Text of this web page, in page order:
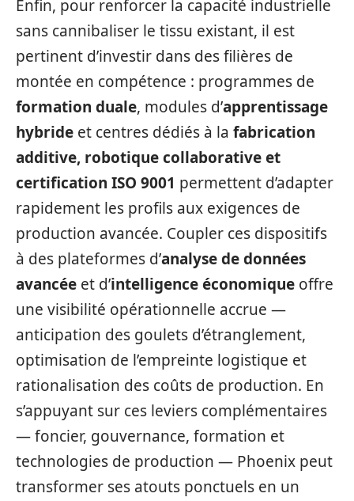
Enfin, pour renforcer la capacité industrielle
sans cannibaliser le tissu existant, il est
pertinent d’investir dans des filières de
montée en compétence : programmes de
formation duale, modules d’apprentissage
hybride et centres dédiés à la fabrication
additive, robotique collaborative et
certification ISO 9001 permettent d’adapter
rapidement les profils aux exigences de
production avancée. Coupler ces dispositifs
à des plateformes d’analyse de données
avancée et d’intelligence économique offre
une visibilité opérationnelle accrue —
anticipation des goulets d’étranglement,
optimisation de l’empreinte logistique et
rationalisation des coûts de production. En
s’appuyant sur ces leviers complémentaires
— foncier, gouvernance, formation et
technologies de production — Phoenix peut
transformer ses atouts ponctuels en un